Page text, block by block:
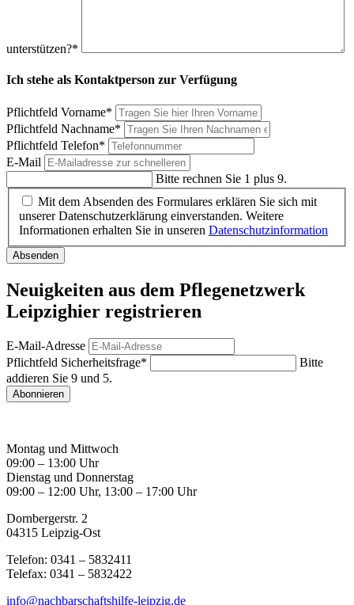
unterstützen?*
Ich stehe als Kontaktperson zur Verfügung
Pflichtfeld Vorname*
Pflichtfeld Nachname*
Pflichtfeld Telefon*
E-Mail
Bitte rechnen Sie 1 plus 9.
Mit dem Absenden des Formulares erklären Sie sich mit
unserer Datenschutzerklärung einverstanden. Weitere
Informationen erhalten Sie in unseren Datenschutzinformation
Absenden
Neuigkeiten aus dem Pflegenetzwerk
Leipzighier registrieren
E-Mail-Adresse
Pflichtfeld Sicherheitsfrage*
Bitte
addieren Sie 9 und 5.
Abonnieren
Montag und Mittwoch
09:00 – 13:00 Uhr
Dienstag und Donnerstag
09:00 – 12:00 Uhr, 13:00 – 17:00 Uhr
Dornbergerstr. 2
04315 Leipzig-Ost
Telefon: 0341 – 5832411
Telefax: 0341 – 5832422
info@nachbarschaftshilfe-leipzig.de